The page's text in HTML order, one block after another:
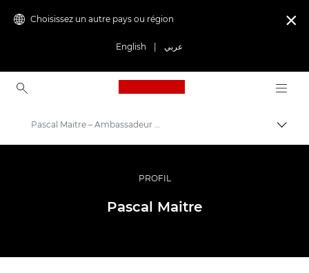
Choisissez un autre pays ou région
English عربي

Canon Logo, back to
Vidéo et photographie professionnelles
Programme Ambassador
Pascal Maitre – Ambassadeur Canon
PROFIL
Pascal Maitre